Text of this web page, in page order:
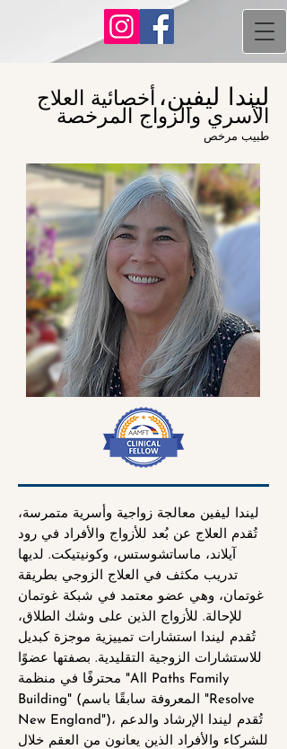
ليندا ليفين، أخصائية العلاج
الأسري والزواج المرخصة
طبيب مرخص
ليندا ليفين معالجة زواجية وأسرية متمرسة،
تُقدم العلاج عن بُعد للأزواج والأفراد في رود
آيلاند، ماساتشوستس، وكونيتيكت. لديها
تدريب مكثف في العلاج الزوجي بطريقة
غوتمان، وهي عضو معتمد في شبكة غوتمان
للإحالة. للأزواج الذين على وشك الطلاق،
تُقدم ليندا استشارات تمييزية موجزة كبديل
للاستشارات الزوجية التقليدية. بصفتها عضوًا
محترفًا في منظمة "All Paths Family
Building" (المعروفة سابقًا باسم "Resolve
New England")، تُقدم ليندا الإرشاد والدعم
للشركاء والأفراد الذين يعانون من العقم خلال